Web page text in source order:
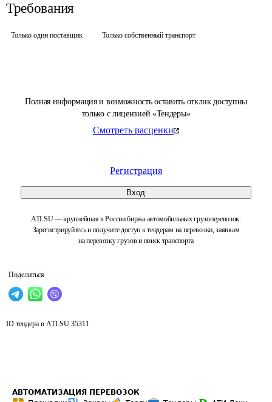
Полная информация и возможность оставить отклик доступны
только с лицензией «Тендеры»
Смотреть расценки
Регистрация
Вход
ATI.SU — крупнейшая в России биржа автомобильных грузоперевозок.
Зарегистрируйтесь и получите доступ к тендерам на перевозки, заявкам
на перевозку грузов и поиск транспорта
Поделиться
Требования
Только один поставщик Только собственный транспорт
ID тендера в ATI.SU 35311
АВТОМАТИЗАЦИЯ ПЕРЕВОЗОК